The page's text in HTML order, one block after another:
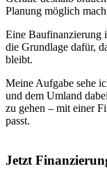
Planung möglich
Eine Baufinanzierung
die Grundlage dafür,
bleibt.
Meine Aufgabe sehe
und dem Umland
zu gehen – mit einer
passt.
Jetzt